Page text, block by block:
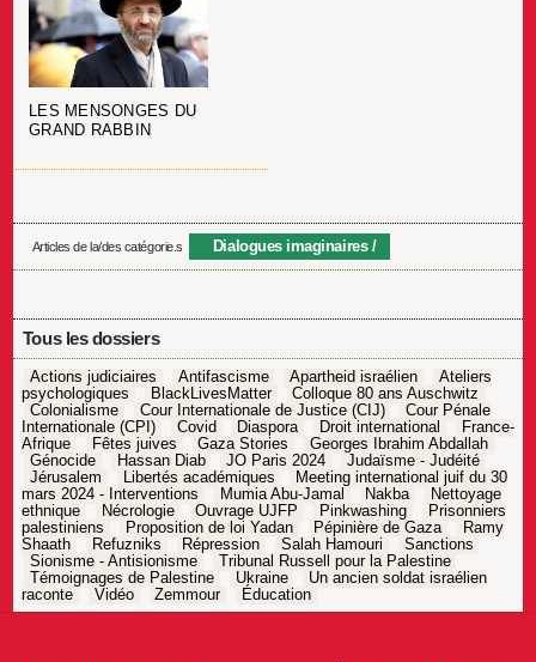
LES MENSONGES DU
GRAND RABBIN
Articles de la/des catégorie.s Dialogues imaginaires
Tous les dossiers
Actions judiciaires Antifascisme Apartheid israélien
Ateliers
psychologiques
BlackLivesMatter
Colloque 80 ans Auschwitz
Colonialisme
Cour Internationale de Justice (CIJ)
Cour Pénale
Internationale (CPI)
Covid Diaspora Droit international
France-
Afrique
Fêtes juives Gaza Stories
Georges Ibrahim Abdallah
Génocide
Hassan Diab JO Paris 2024
Judaïsme - Judéité
Jérusalem
Libertés académiques
Meeting international juif du 30
mars 2024 - Interventions
Mumia Abu-Jamal Nakba
Nettoyage
ethnique
Nécrologie Ouvrage UJFP Pinkwashing
Prisonniers
palestiniens
Proposition de loi Yadan Pépinière de Gaza
Ramy
Shaath
Refuzniks Répression Salah Hamouri
Sanctions
Sionisme - Antisionisme
Tribunal Russell pour la Palestine
Témoignages de Palestine
Ukraine
Un ancien soldat israélien
raconte
Vidéo Zemmour Éducation
Navigation